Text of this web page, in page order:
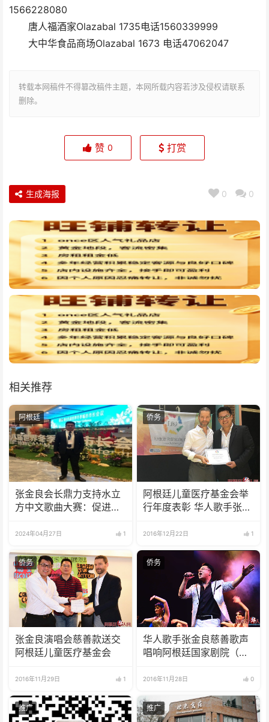
1566228080
唐人福酒家Olazabal 1735电话1560339999
大中华食品商场Olazabal 1673 电话47062047
转载本网稿件不得篡改稿件主题，本网所载内容若涉及侵权请联系
删除。
赞 0 打赏
0 0
生成海报
相关推荐
阿根廷
张金良会长鼎力支持水立
方中文歌曲大赛：促进中
2024年04月27日 1
侨务
阿根廷儿童医疗基金会举
行年度表彰 华人歌手张金
2016年12月22日 1
侨务
张金良演唱会慈善款送交
阿根廷儿童医疗基金会
2016年11月29日 1
侨务
华人歌手张金良慈善歌声
唱响阿根廷国家剧院（视
2016年11月28日 0
推广 推广